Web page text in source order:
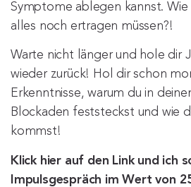
Symptome ablegen kannst.
alles noch ertragen müssen?!
Warte nicht länger und hole dir
wieder zurück! Hol dir schon
Erkenntnisse, warum du in
Blockaden feststeckst und wie
kommst!
Klick hier auf den Link und ich
Impulsgespräch im Wert von